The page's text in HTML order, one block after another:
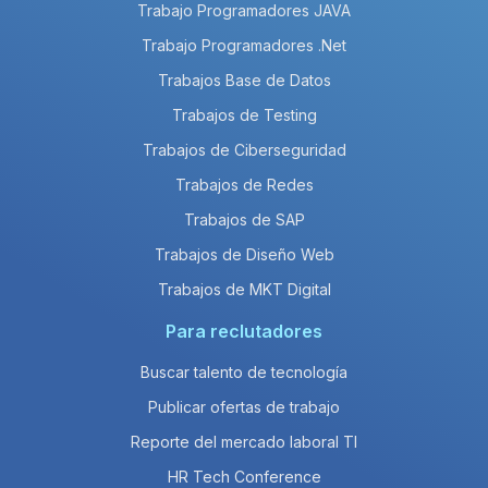
Trabajo Programadores JAVA
Trabajo Programadores .Net
Trabajos Base de Datos
Trabajos de Testing
Trabajos de Ciberseguridad
Trabajos de Redes
Trabajos de SAP
Trabajos de Diseño Web
Trabajos de MKT Digital
Para reclutadores
Buscar talento de tecnología
Publicar ofertas de trabajo
Reporte del mercado laboral TI
HR Tech Conference